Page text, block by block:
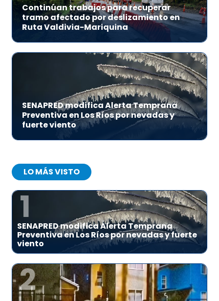
Continúan trabajos para recuperar
tramo afectado por deslizamiento en
Ruta Valdivia-Mariquina
SENAPRED modifica Alerta Temprana
Preventiva en Los Ríos por nevadas y
fuerte viento
LO MÁS VISTO
1
SENAPRED modifica Alerta Temprana
Preventiva en Los Ríos por nevadas y fuerte
viento
2